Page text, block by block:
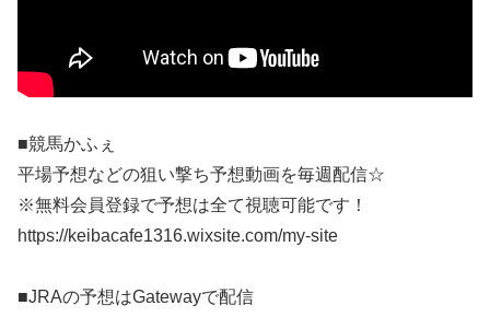
■競馬かふぇ
平場予想などの狙い撃ち予想動画を毎週配信☆
※無料会員登録で予想は全て視聴可能です！
https://keibacafe1316.wixsite.com/my-site
■JRAの予想はGatewayで配信